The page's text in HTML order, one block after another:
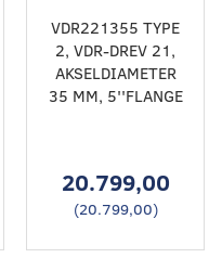
VDR221355 TYPE
2, VDR-DREV 21,
AKSELDIAMETER
35 MM, 5''FLANGE
20.799,00
(20.799,00)